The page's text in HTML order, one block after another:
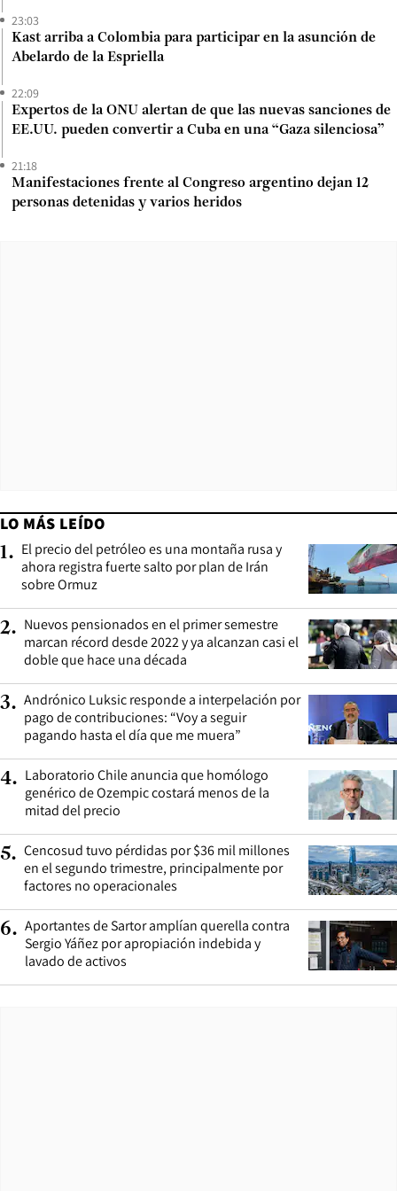
23:03
Kast arriba a Colombia para participar en la asunción de
Abelardo de la Espriella
22:09
Expertos de la ONU alertan de que las nuevas sanciones de
EE.UU. pueden convertir a Cuba en una “Gaza silenciosa”
21:18
Manifestaciones frente al Congreso argentino dejan 12
personas detenidas y varios heridos
LO MÁS LEÍDO
1. El precio del petróleo es una montaña rusa y
ahora registra fuerte salto por plan de Irán
sobre Ormuz
2. Nuevos pensionados en el primer semestre
marcan récord desde 2022 y ya alcanzan casi el
doble que hace una década
3. Andrónico Luksic responde a interpelación por
pago de contribuciones: “Voy a seguir
pagando hasta el día que me muera”
4. Laboratorio Chile anuncia que homólogo
genérico de Ozempic costará menos de la
mitad del precio
5. Cencosud tuvo pérdidas por $36 mil millones
en el segundo trimestre, principalmente por
factores no operacionales
6. Aportantes de Sartor amplían querella contra
Sergio Yáñez por apropiación indebida y
lavado de activos